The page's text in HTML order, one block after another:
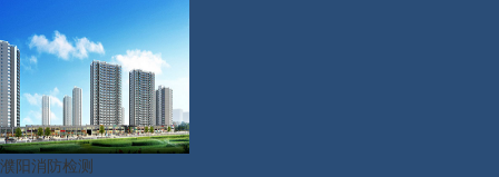
濮阳消防检测